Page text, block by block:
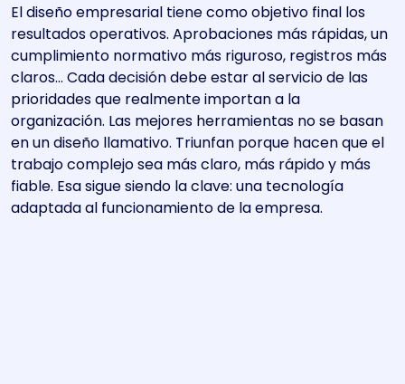
El diseño empresarial tiene como objetivo final los
resultados operativos. Aprobaciones más rápidas, un
cumplimiento normativo más riguroso, registros más
claros… Cada decisión debe estar al servicio de las
prioridades que realmente importan a la
organización. Las mejores herramientas no se basan
en un diseño llamativo. Triunfan porque hacen que el
trabajo complejo sea más claro, más rápido y más
fiable. Esa sigue siendo la clave: una tecnología
adaptada al funcionamiento de la empresa.